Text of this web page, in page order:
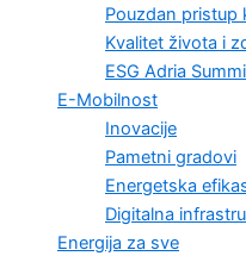
Pouzdan pristup
Kvalitet života i
ESG Adria
E-Mobilnost
Inovacije
Pametni gradovi
Energetska
Digitalna
Energija za sve